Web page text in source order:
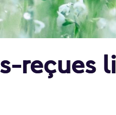
reçues